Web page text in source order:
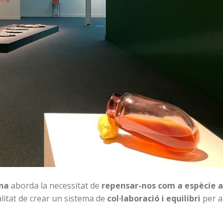
aborda la necessitat de repensar-nos com a espècie
de crear un sistema de col·laboració i equilibri per a